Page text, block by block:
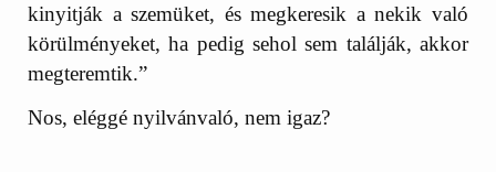
kinyitják a szemüket, és megkeresik a nekik való
körülményeket, ha pedig sehol sem találják, akkor
megteremtik.”
Nos, eléggé nyilvánvaló, nem igaz?